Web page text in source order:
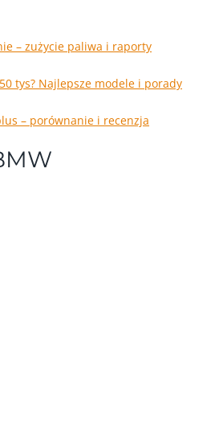
– zużycie paliwa i raporty
tys? Najlepsze modele i porady
– porównanie i recenzja